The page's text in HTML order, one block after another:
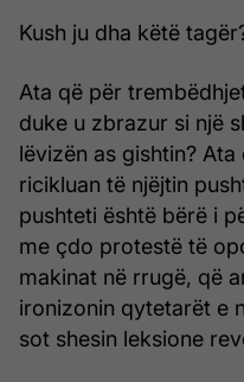
Kush ju dha këtë
Ata që për
duke u zbrazur si një
lëvizën as gishtin?
ricikluan të njëjtin
pushteti është bërë i
me çdo protestë të
makinat në rrugë, që
ironizonin qytetarët e
sot shesin leksione